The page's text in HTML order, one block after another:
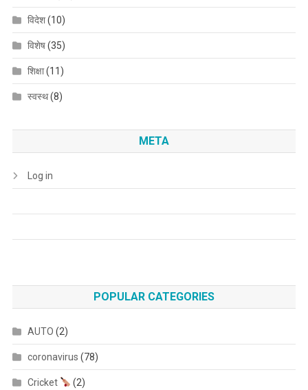
विदेश(10)
विशेष(35)
शिक्षा(11)
स्वस्थ(8)
META
Log in
POPULAR CATEGORIES
AUTO (2)
coronavirus (78)
Cricket (2)